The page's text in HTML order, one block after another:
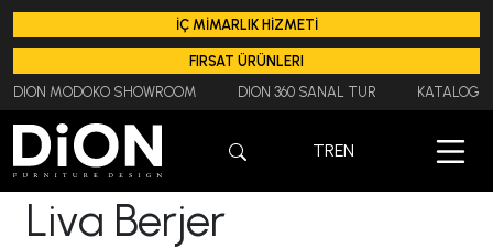
İÇ MİMARLIK HİZMETİ
FIRSAT ÜRÜNLERI
DION MODOKO SHOWROOM
DION 360 SANAL TUR KATALOG
TREN
Liva Berjer